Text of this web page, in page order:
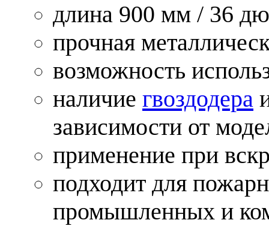
длина 900 мм / 36
прочная
возможность
наличие гвоздодера
зависимости от
применение при
подходит для
промышленных и